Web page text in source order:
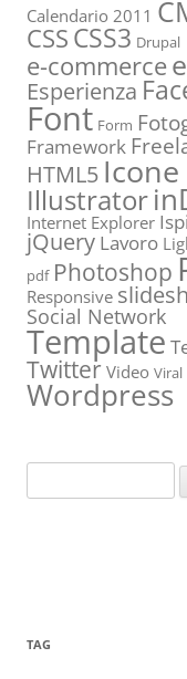
Calendario 2011
CSSCSS3 Drupal
e-commerce
Esperienza
Font Form
Framework
HTML5 Icone
Illustrator
Internet Explorer
jQuery Lavoro
pdf Photoshop
Responsive
Social Network
Template
TwitterVideo Viral
Wordpress
per:
TAG